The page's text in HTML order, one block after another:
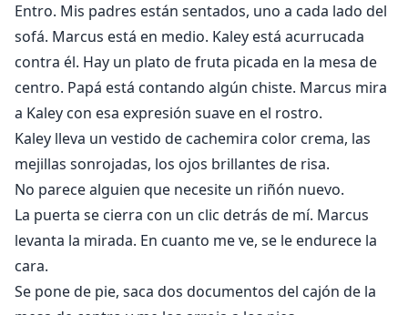
Entro. Mis padres están sentados, uno a cada lado del
sofá. Marcus está en medio. Kaley está acurrucada
contra él. Hay un plato de fruta picada en la mesa de
centro. Papá está contando algún chiste. Marcus mira
a Kaley con esa expresión suave en el rostro.
Kaley lleva un vestido de cachemira color crema, las
mejillas sonrojadas, los ojos brillantes de risa.
No parece alguien que necesite un riñón nuevo.
La puerta se cierra con un clic detrás de mí. Marcus
levanta la mirada. En cuanto me ve, se le endurece la
cara.
Se pone de pie, saca dos documentos del cajón de la